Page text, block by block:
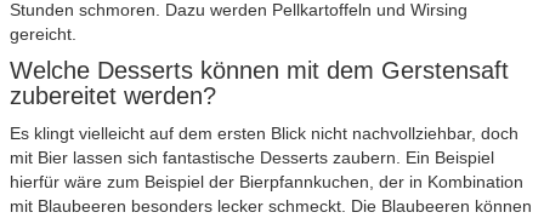
Stunden schmoren. Dazu werden Pellkartoffeln und Wirsing
gereicht.
Welche Desserts können mit dem Gerstensaft
zubereitet werden?
Es klingt vielleicht auf dem ersten Blick nicht nachvollziehbar, doch
mit Bier lassen sich fantastische Desserts zaubern. Ein Beispiel
hierfür wäre zum Beispiel der Bierpfannkuchen, der in Kombination
mit Blaubeeren besonders lecker schmeckt. Die Blaubeeren können